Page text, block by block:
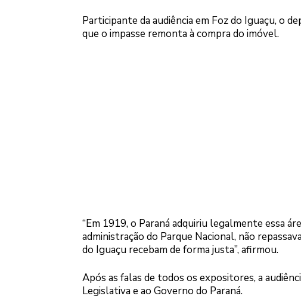
Participante da audiência em Foz do Iguaçu, o
que o impasse remonta à compra do imóvel.
“Em 1919, o Paraná adquiriu legalmente essa
administração do Parque Nacional, não
do Iguaçu recebam de forma justa”, afirmou.
Após as falas de todos os expositores, a
Legislativa e ao Governo do Paraná.